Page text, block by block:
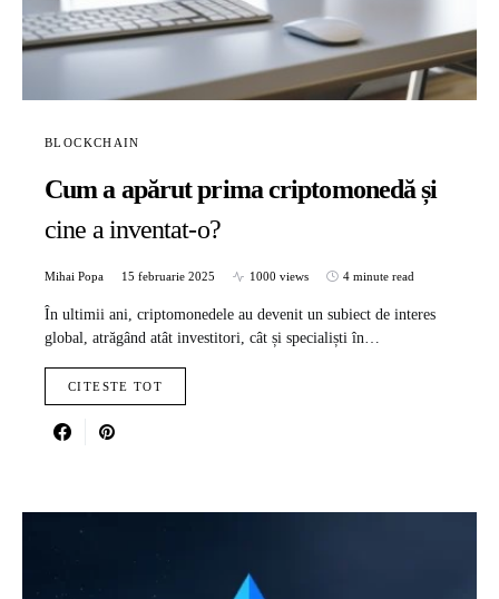
BLOCKCHAIN
Cum a apărut prima criptomonedă și
cine a inventat-o?
Mihai Popa 15 februarie 2025 1000 views 4 minute read
În ultimii ani, criptomonedele au devenit un subiect de interes
global, atrăgând atât investitori, cât și specialiști în…
CITESTE TOT